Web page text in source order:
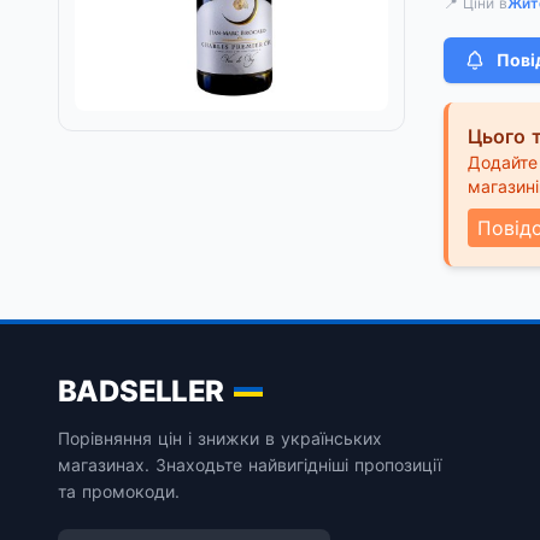
Цього
BADSELLER
Порівняння цін і знижки в українських
магазинах. Знаходьте найвигідніші пропозиції
та промокоди.